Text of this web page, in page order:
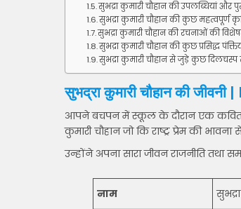
सुभद्रा कुमारी चौहान की उपलब्धियां
सुभद्रा कुमारी चौहान की कुछ
सुभद्रा कुमारी चौहान की रचनाओं की
सुभद्रा कुमारी चौहान की कुछ प्रसिद्ध
सुभद्रा कुमारी चौहान से जुड़े कुछ
सुभद्रा कुमारी चौहान की जीवनी|
आपने बचपन में स्कूल के दौरान एक कविता
कुमारी चौहान जो कि राष्ट्र प्रेम की भावना
उन्होंने अपना सारा जीवन राजनीति
नाम